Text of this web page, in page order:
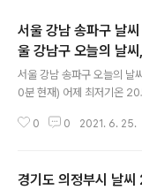
서울 강남 송파구 날
울 강남구 오늘의 날
25, 초미세먼지, 미세
서울 강남 송파구 오늘의
0분 현재) 어제 최저기온
은 최저기온, 어제와 같은 최
니다 대기상황 공기질은 어
0 0 2021. 6. 25.
경기도 의정부시 날